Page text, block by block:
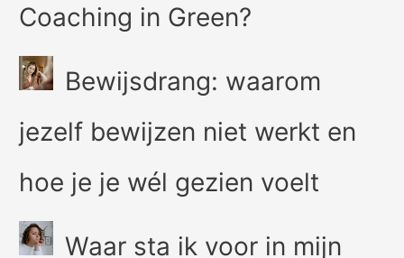
Coaching in Green?
Bewijsdrang: waarom
jezelf bewijzen niet werkt en
hoe je je wél gezien voelt
Waar sta ik voor in mijn